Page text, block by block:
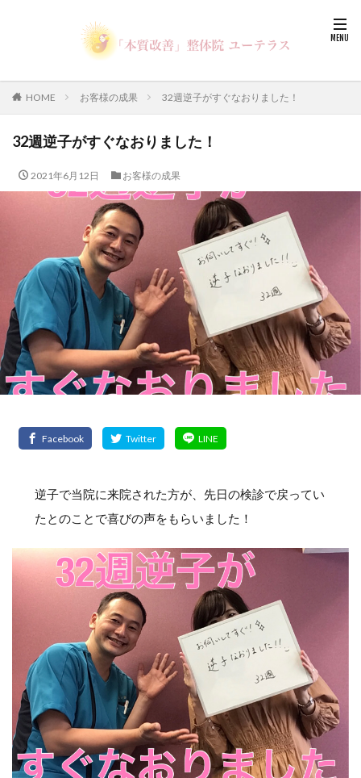
HOME お客様の成果 32週逆子がすぐなおりました！
32週逆子がすぐなおりました！
2021年6月12日 お客様の成果
逆子で当院に来院された方が、先日の検診で戻ってい
たとのことで喜びの声をもらいました！